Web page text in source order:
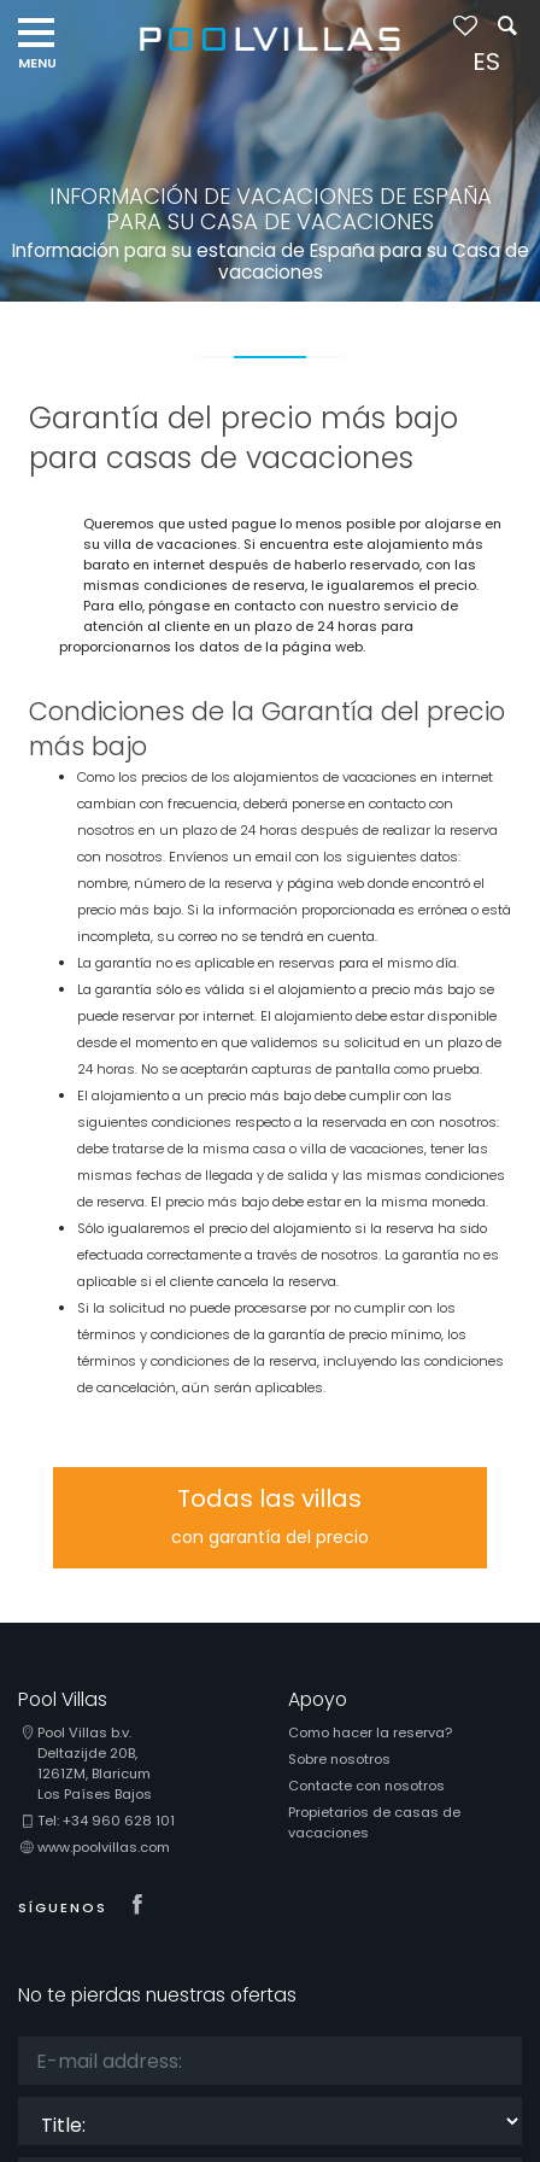
INFORMACIÓN DE VACACIONES DE ESPAÑA
PARA SU CASA DE VACACIONES
Información para su estancia de España para su Casa de
vacaciones
Garantía del precio más bajo
para casas de vacaciones
Queremos que usted pague lo menos posible por alojarse en
su villa de vacaciones. Si encuentra este alojamiento más
barato en internet después de haberlo reservado, con las
mismas condiciones de reserva, le igualaremos el precio.
Para ello, póngase en contacto con nuestro servicio de
atención al cliente en un plazo de 24 horas para
proporcionarnos los datos de la página web.
Condiciones de la Garantía del precio
más bajo
Como los precios de los alojamientos de vacaciones en internet
cambian con frecuencia, deberá ponerse en contacto con
nosotros en un plazo de 24 horas después de realizar la reserva
con nosotros. Envíenos un email con los siguientes datos:
nombre, número de la reserva y página web donde encontró el
precio más bajo. Si la información proporcionada es errónea o está
incompleta, su correo no se tendrá en cuenta.
La garantía no es aplicable en reservas para el mismo día.
La garantía sólo es válida si el alojamiento a precio más bajo se
puede reservar por internet. El alojamiento debe estar disponible
desde el momento en que validemos su solicitud en un plazo de
24 horas. No se aceptarán capturas de pantalla como prueba.
El alojamiento a un precio más bajo debe cumplir con las
siguientes condiciones respecto a la reservada en con nosotros:
debe tratarse de la misma casa o villa de vacaciones, tener las
mismas fechas de llegada y de salida y las mismas condiciones
de reserva. El precio más bajo debe estar en la misma moneda.
Sólo igualaremos el precio del alojamiento si la reserva ha sido
efectuada correctamente a través de nosotros. La garantía no es
aplicable si el cliente cancela la reserva.
Si la solicitud no puede procesarse por no cumplir con los
términos y condiciones de la garantía de precio mínimo, los
términos y condiciones de la reserva, incluyendo las condiciones
de cancelación, aún serán aplicables.
Todas las villas
con garantía del precio
Pool Villas
Pool Villas b.v.
Deltazijde 20B,
1261ZM, Blaricum
Los Países Bajos
Tel: +34 960 628 101
www.poolvillas.com
SÍGUENOS
Apoyo
Como hacer la reserva?
Sobre nosotros
Contacte con nosotros
Propietarios de casas de
vacaciones
No te pierdas nuestras ofertas
ES